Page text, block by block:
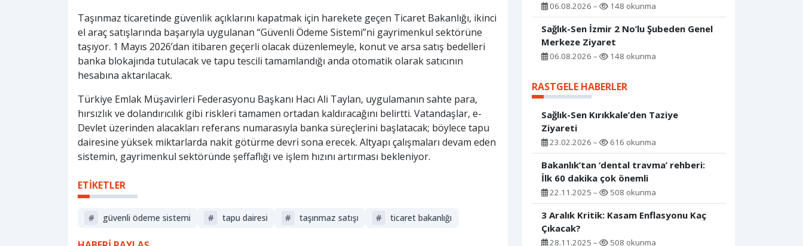
Taşınmaz ticaretinde güvenlik açıklarını kapatmak için harekete geçen Ticaret Bakanlığı, ikinci
el araç satışlarında başarıyla uygulanan “Güvenli Ödeme Sistemi”ni gayrimenkul sektörüne
taşıyor. 1 Mayıs 2026’dan itibaren geçerli olacak düzenlemeyle, konut ve arsa satış bedelleri
banka blokajında tutulacak ve tapu tescili tamamlandığı anda otomatik olarak satıcının
hesabına aktarılacak.
Türkiye Emlak Müşavirleri Federasyonu Başkanı Hacı Ali Taylan, uygulamanın sahte para,
hırsızlık ve dolandırıcılık gibi riskleri tamamen ortadan kaldıracağını belirtti. Vatandaşlar, e-
Devlet üzerinden alacakları referans numarasıyla banka süreçlerini başlatacak; böylece tapu
dairesine yüksek miktarlarda nakit götürme devri sona erecek. Altyapı çalışmaları devam eden
sistemin, gayrimenkul sektöründe şeffaflığı ve işlem hızını artırması bekleniyor.
ETİKETLER
# güvenli ödeme sistemi # tapu dairesi # taşınmaz satışı # ticaret bakanlığı
06.08.2026 – 148 okunma
Sağlık-Sen İzmir 2 No’lu Şubeden Genel
Merkeze Ziyaret
06.08.2026 – 148 okunma
RASTGELE HABERLER
Sağlık-Sen Kırıkkale’den Taziye
Ziyareti
23.02.2026 – 616 okunma
Bakanlık’tan ‘dental travma’ rehberi:
İlk 60 dakika çok önemli
22.11.2025 – 508 okunma
3 Aralık Kritik: Kasam Enflasyonu Kaç
Çıkacak?
28.11.2025 – 508 okunma